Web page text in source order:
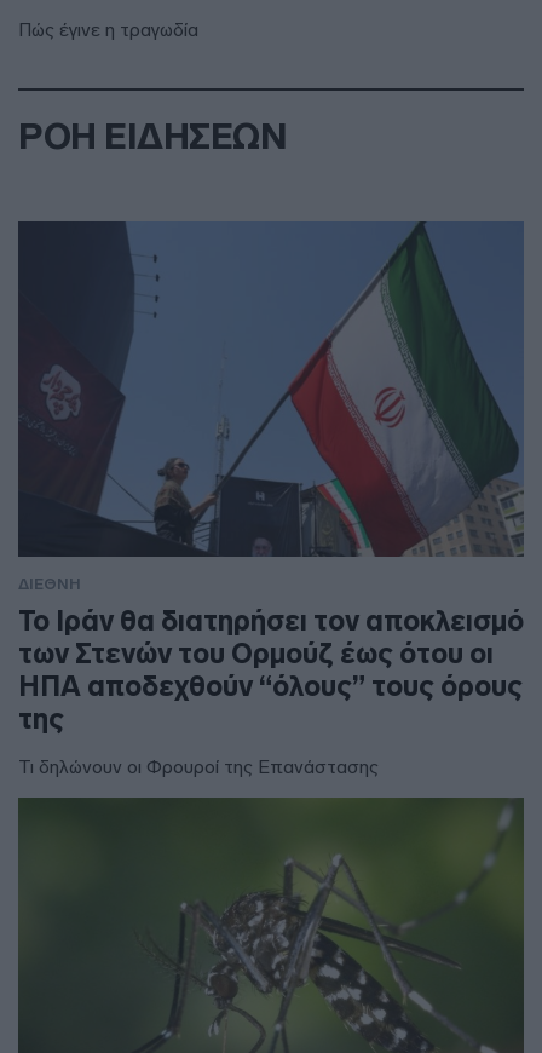
Πώς έγινε η τραγωδία
ΡΟΗ ΕΙΔΗΣΕΩΝ
ΔΙΕΘΝΗ
To Ιράν θα διατηρήσει τον αποκλεισμό
των Στενών του Ορμούζ έως ότου οι
ΗΠΑ αποδεχθούν “όλους” τους όρους
της
Τι δηλώνουν οι Φρουροί της Επανάστασης